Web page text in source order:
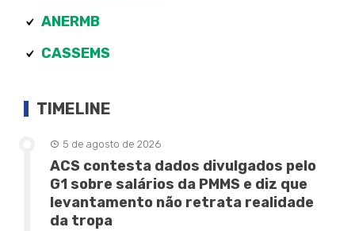
ANERMB
CASSEMS
TIMELINE
5 de agosto de 2026
ACS contesta dados divulgados pelo
G1 sobre salários da PMMS e diz que
levantamento não retrata realidade
da tropa